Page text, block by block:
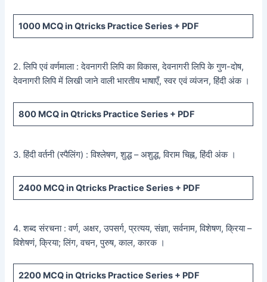
1000 MCQ in Qtricks Practice Series + PDF
2. लिपि एवं वर्णमाला : देवनागरी लिपि का विकास, देवनागरी लिपि के गुण-दोष,
देवनागरी लिपि में लिखी जाने वाली भारतीय भाषाएँ, स्वर एवं व्यंजन, हिंदी अंक ।
800 MCQ in Qtricks Practice Series + PDF
3. हिंदी वर्तनी (स्पैलिंग) : विश्लेषण, शुद्ध – अशुद्ध, विराम चिह्न, हिंदी अंक ।
2400 MCQ in Qtricks Practice Series + PDF
4. शब्द संरचना : वर्ण, अक्षर, उपसर्ग, प्रत्यय, संज्ञा, सर्वनाम, विशेषण, क्रिया –
विशेषणं, क्रिया; लिंग, वचन, पुरुष, काल, कारक ।
2200 MCQ in Qtricks Practice Series + PDF